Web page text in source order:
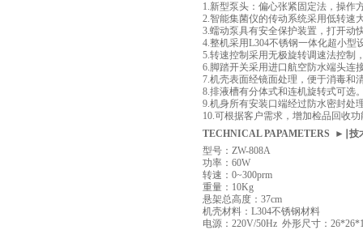
1.新型泵头：偏心张紧固定法，操作
2.智能集菌仪的传动系统采用低转速
3.蠕动泵具有安全保护装置，打开动
4.整机采用L304不锈钢一体化超小型
5.转速控制采用无极旋转调速法控制
6.脚踏开关采用进口航空防水端头连
7.机壳表面经镜面处理，便于消毒和
8.排液槽有分体式和连机旋转式可选
9.机身所有安装口端经过防水密封处
10.可根据客户需求，增加检品回收
TECHNICAL PAPAMETERS
►
∣
型号：ZW-808A
功率：60W
转速：0~300prm
重量：10Kg
悬架总高度：37cm
机壳材料：L304不锈钢材料
电源：220V/50Hz 外形尺寸：